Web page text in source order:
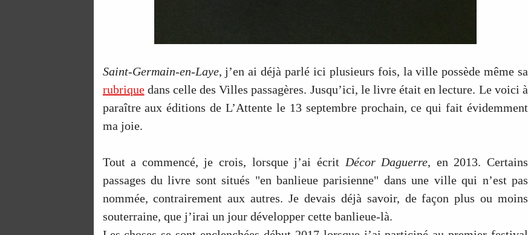
Saint-Germain-en-Laye, j’en ai déjà parlé ici plusieurs fois, la ville possède même sa
rubriquedans celle des Villes passagères. Jusqu’ici, le livre était en lecture. Le voici à
paraître aux éditions de L’Attente le 13 septembre prochain, ce qui fait évidemment
ma joie.
Tout a commencé, je crois, lorsque j’ai écrit Décor Daguerre, en 2013. Certains
passages du livre sont situés "en banlieue parisienne" dans une ville qui n’est pas
nommée, contrairement aux autres. Je devais déjà savoir, de façon plus ou moins
souterraine, que j’irai un jour développer cette banlieue-là.